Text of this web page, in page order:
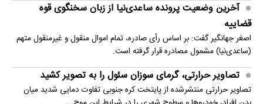
آخرین وضعیت پرونده ساعدی‌نیا از زبان سخنگوی قوه
قضاییه
اصغر جهانگیر گفت: بر اساس رأی صادره، تمام اموال منقول و غیرمنقول متهم
(ساعدی‌نیا) مشمول مصادره قرار گرفته است.
تصاویر حرارتی، گرمای سوزان سئول را به تصویر کشید
تصاویر حرارتی منتشرشده از پایتخت کره جنوبی تفاوت دمایی شدید میان